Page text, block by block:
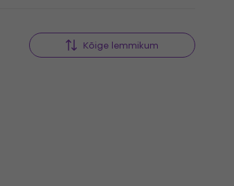
Kõige lemmikum